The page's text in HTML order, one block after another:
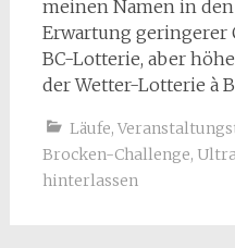
meinen Namen in
Erwartung geringerer
BC-Lotterie, aber
der Wetter-Lotterie à
Läufe,
Brocken-Challenge,
hinterlassen